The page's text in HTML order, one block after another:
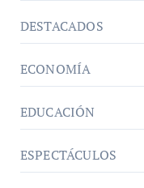
DESTACADOS
ECONOMÍA
EDUCACIÓN
ESPECTÁCULOS